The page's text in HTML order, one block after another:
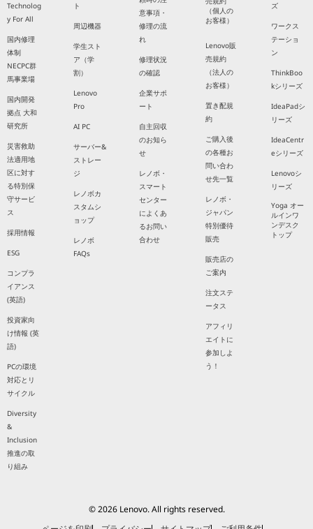
Technolog
y For All
国内修理
体制
NECPC群
馬事業場
国内開発
拠点 大和
研究所
災害救助
法適用地
区に対す
る特別保
守サービ
ス
採用情報
ESG
コンプラ
イアンス
(英語)
投資家向
け情報 (英
語)
PCの環境
対応とリ
サイクル
Diversity
&
Inclusion
推進の取
り組み
ト
周辺機器
学生スト
ア（学
割）
Lenovo
Pro
AI PC
サーバー&
ストレー
ジ
レノボカ
スタムシ
ョップ
レノボ
FAQs
意事項・
修理の流
れ
修理状況
の確認
企業サポ
ート
自主回収
のお知ら
せ
レノボ・
スマート
センター
によくあ
るお問い
合わせ
（個人の
お客様）
Lenovo販
売規約
（法人の
お客様）
置き配規
約
ご購入後
の各種お
問い合わ
せ先一覧
レノボ・
ジャパン
特別優待
販売
販売店の
ご案内
注文ステ
ータス
アフィリ
エイトに
参加しよ
う！
ズ
ワークス
テーショ
ン
ThinkBoo
kシリーズ
IdeaPadシ
リーズ
IdeaCentr
eシリーズ
Lenovoシ
リーズ
Yoga オー
ルインワ
ンデスク
トップ
© 2026 Lenovo. All rights reserved.